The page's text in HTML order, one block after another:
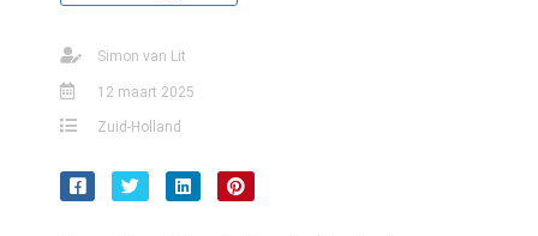
Simon van Lit
12 maart 2025
Zuid-Holland